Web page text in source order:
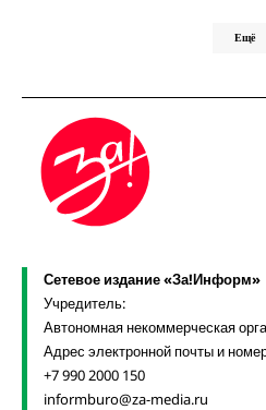
Ещё
Сетевое издание «За!Информ»
Учредитель:
Автономная некоммерческая
Адрес электронной почты и
+7 990 2000 150
informburo@za-media.ru